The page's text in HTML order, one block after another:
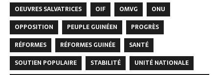
OEUVRES SALVATRICES
OIF OMVG
ONU
OPPOSITION
PEUPLE GUINÉEN
PROGRÈS
RÉFORMES
RÉFORMES GUINÉE
SANTÉ
SOUTIEN POPULAIRE
STABILITÉ
UNITÉ NATIONALE